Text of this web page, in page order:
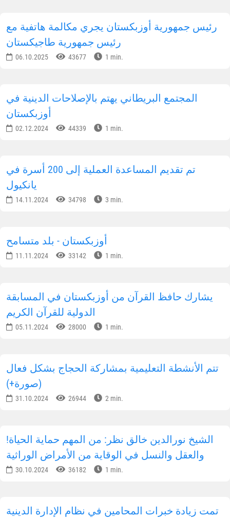
رئيس جمهورية أوزبكستان يجري مكالمة هاتفية مع
رئيس جمهورية طاجيكستان
06.10.2025 43677 1 min.
المجتمع البريطاني يهتم بالإصلاحات الدينية في
أوزبكستان
02.12.2024 44339 1 min.
تم تقديم المساعدة العملية إلى 200 أسرة في
يانكيول
14.11.2024 34798 3 min.
أوزبكستان - بلد متسامح
11.11.2024 33142 1 min.
يشارك حافظ القرآن من أوزبكستان في المسابقة
الدولية للقرآن الكريم
05.11.2024 28000 1 min.
تتم الأنشطة التعليمية بمشاركة الحجاج بشكل فعال
(صورة+)
31.10.2024 26944 2 min.
!الشيخ نورالدين خالق نظر: من المهم حماية الحياة
والعقل والنسل في الوقاية من الأمراض الوراثية
30.10.2024 36182 1 min.
تمت زيادة خبرات المحامين في نظام الإدارة الدينية